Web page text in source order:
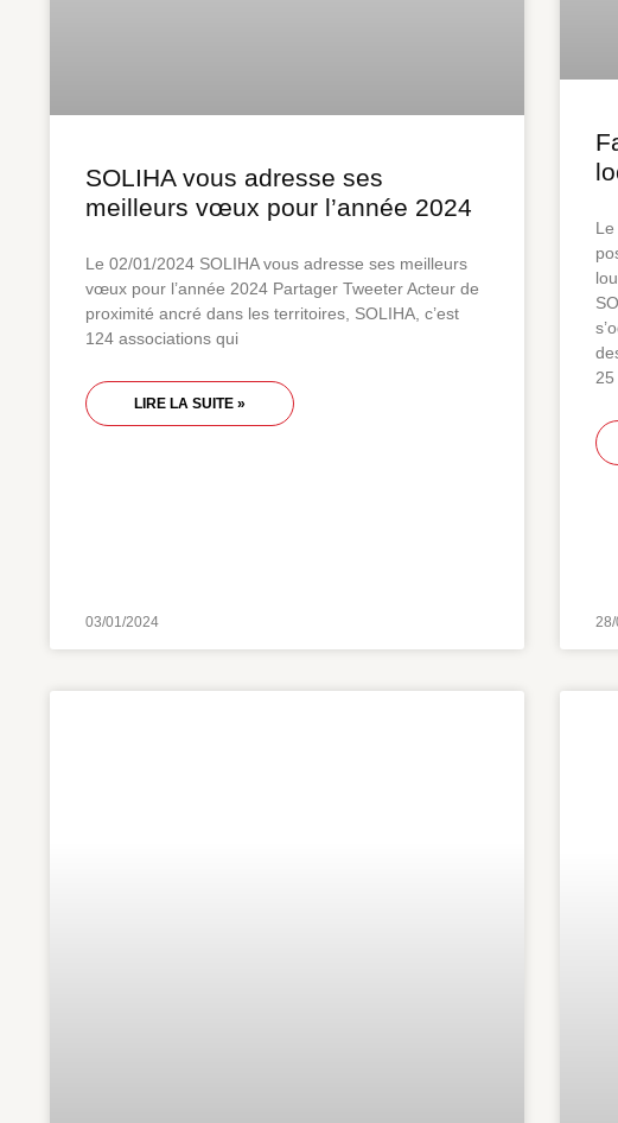
SOLIHA vous adresse ses
meilleurs vœux pour l’année 2024
Le 02/01/2024 SOLIHA vous adresse ses meilleurs
vœux pour l’année 2024 Partager Tweeter Acteur de
proximité ancré dans les territoires, SOLIHA, c’est
124 associations qui
LIRE LA SUITE »
03/01/2024
25